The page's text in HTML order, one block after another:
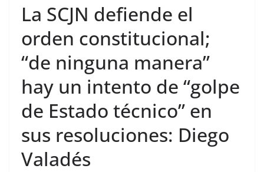
La SCJN defiende el
orden constitucional;
“de ninguna manera”
hay un intento de “golpe
de Estado técnico” en
sus resoluciones: Diego
Valadés